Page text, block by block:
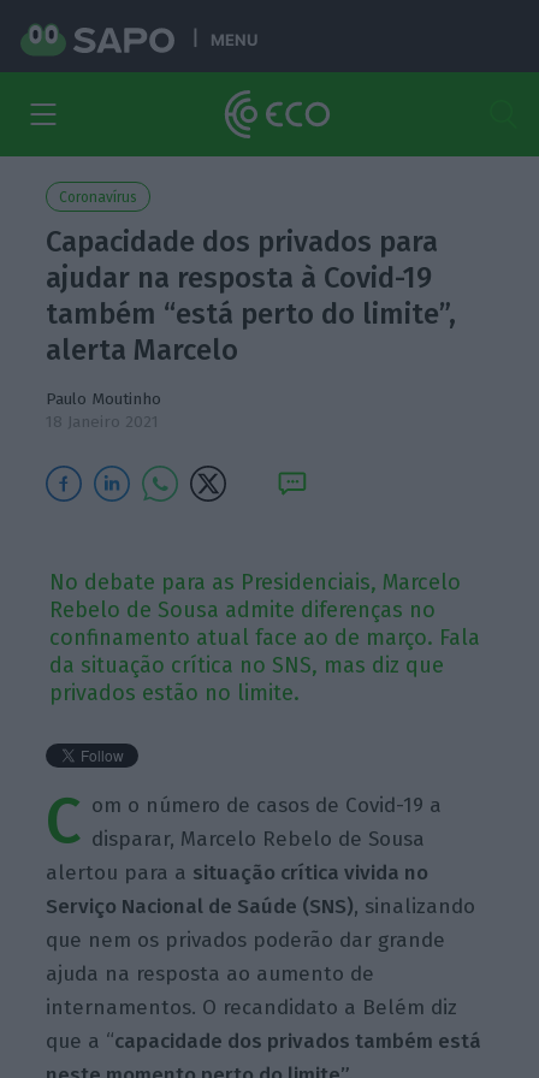
MENU
Coronavírus
Capacidade dos privados para
ajudar na resposta à Covid-19
também “está perto do limite”,
alerta Marcelo
Paulo Moutinho
18 Janeiro 2021
No debate para as Presidenciais, Marcelo
Rebelo de Sousa admite diferenças no
confinamento atual face ao de março. Fala
da situação crítica no SNS, mas diz que
privados estão no limite.
C om o número de casos de Covid-19 a
disparar, Marcelo Rebelo de Sousa
alertou para a situação crítica vivida no
Serviço Nacional de Saúde (SNS), sinalizando
que nem os privados poderão dar grande
ajuda na resposta ao aumento de
internamentos. O recandidato a Belém diz
que a “capacidade dos privados também está